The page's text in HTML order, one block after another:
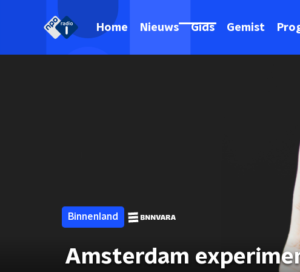
Home Nieuws Gids Gemist
Binnenland
Amsterdam